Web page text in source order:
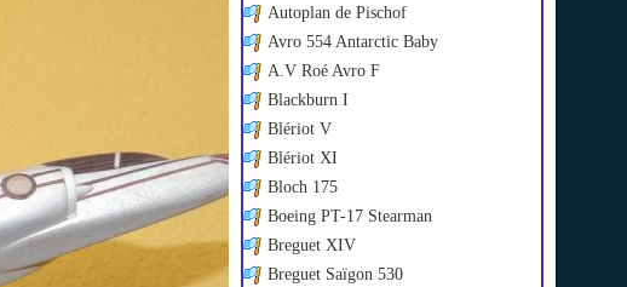
Autoplan de Pischof
Avro 554 Antarctic Baby
A.V Roé Avro F
Blackburn I
Blériot V
Blériot XI
Bloch 175
Boeing PT-17 Stearman
Breguet XIV
Breguet Saïgon 530